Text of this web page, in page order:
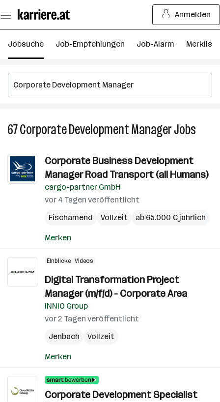
Seiteninhalt
springen
Anmelden
Jobsuche Job-Empfehlungen Job-Alarm Merkliste
67Corporate Development ManagerJobs
Jobs
Corporate Business Development
Manager Road Transport (all Humans)
cargo-partner GmbH
vor 4 Tagen veröffentlicht
Fischamend
Vollzeit ab 65.000 € jährlich
Merken
Einblicke Videos
Digital Transformation Project
Manager (m/f/d) - Corporate Area
INNIO Group
vor 2 Tagen veröffentlicht
Jenbach
Vollzeit
Merken
Corporate Development Specialist